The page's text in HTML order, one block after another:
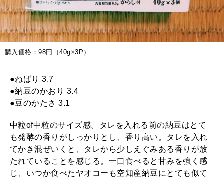
購入価格：98円（40g×3P）
●ねばり 3.7
●納豆のかおり 3.4
●豆のかたさ 3.1
中粒of中粒のサイズ感。タレを入れる前の納豆はとて
も発酵の香りがしっかりとし、香り高い。タレを入れ
てかき混ぜいくと、タレから少しえぐみある香りが放
たれていることを感じる。一口食べると甘みを強く感
じ、いつか食べたヤオコーも空知産納豆にとても似て